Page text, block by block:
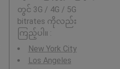
တွင် 3G / 4G / 5G
bitrates ကိုလည်း
ကြည့်ပါ။ :
New York City
Los Angeles